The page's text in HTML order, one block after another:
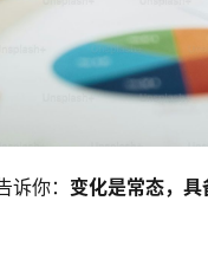
你： 变化是常态，具